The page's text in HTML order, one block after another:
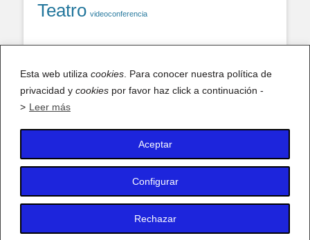
Esta web utiliza cookies . Para conocer nuestra política de
privacidad y cookies por favor haz click a continuación -
> Leer más
Configurar
Rechazar
Aceptar
Teatro videoconferencia
Facebook
X (antiguo Twitter)
AFA IES Antonio Fraguas – Forges
derechos reservados.Política de privacidad y Cookies